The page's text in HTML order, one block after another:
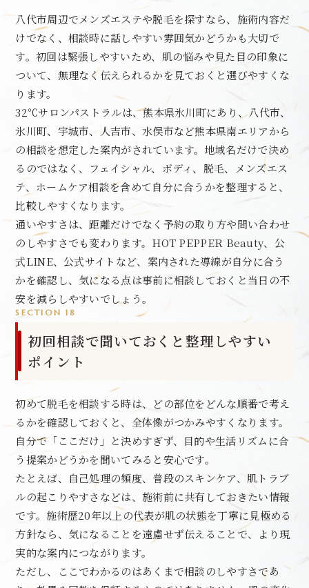
八代市周辺でメンズエステや脱毛を探すなら、施術内容だ
けでなく、相談時に話しやすい雰囲気かどうかも大切で
す。初回は緊張しやすいため、肌の悩みや見た目の印象に
ついて、無理なく伝えられるかを見ておくと選びやすくな
ります。
32℃サロンパストラルは、熊本県氷川町にあり、八代市、
氷川町、宇城市、人吉市、水俣市など熊本県南エリアから
の相談を想定した案内がされています。地域名だけで決め
るのではなく、フェイシャル、ボディ、脱毛、メンズエス
テ、ホームケア相談を含めて自分に合うかを整理すると、
比較しやすくなります。
通いやすさは、距離だけでなく予約の取り方や問い合わせ
のしやすさでも変わります。HOT PEPPER Beauty、公
式LINE、公式サイトなど、案内された導線が自分に合う
かを確認し、気になる点は事前に相談しておくと当日の不
安を減らしやすいでしょう。
SECTION 18
初回相談で聞いておくと整理しやすい
ポイント
初めて脱毛を相談する時は、どの部位をどんな順番で考え
るかを確認しておくと、全体像がつかみやすくなります。
自分で「ここだけ」と決めすぎず、目的や生活リズムに合
う提案かどうかを聞いてみると安心です。
たとえば、自己処理の頻度、普段のスキンケア、肌トラブ
ルの起こりやすさなどは、施術前に共有しておきたい情報
です。施術歴20年以上の代表が肌の状態を丁寧に見極める
方針なら、気になることを遠慮せず伝えることで、より現
実的な案内につながります。
ただし、ここでわかるのはあくまで相談のしやすさであ